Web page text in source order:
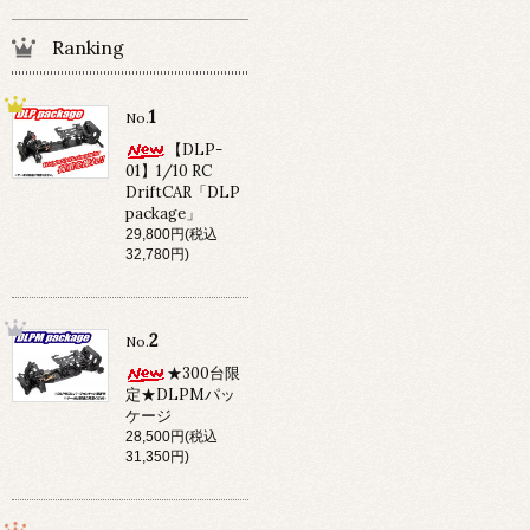
Ranking
No.1
【DLP-
01】1/10 RC
DriftCAR「DLP
package」
29,800円(税込
32,780円)
No.2
★300台限
定★DLPMパッ
ケージ
28,500円(税込
31,350円)